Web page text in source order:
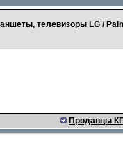
телевизоры LG /
Продавцы